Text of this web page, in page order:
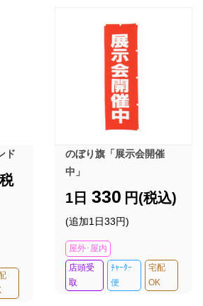
ド
のぼり旗「展示会開催
中」
1日 330 円(税込)
(追加1日33円)
屋外･屋内
店頭受
取
ﾁｬｰﾀｰ
便
宅配
OK